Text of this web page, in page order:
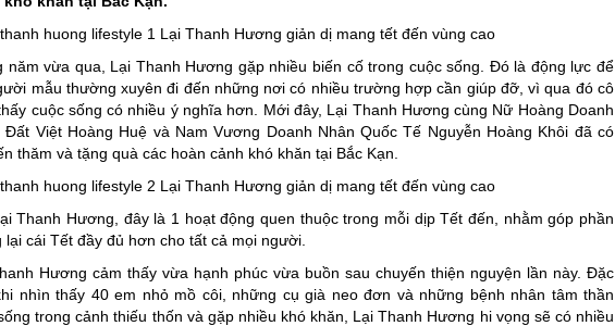
năm vừa qua, Lại Thanh Hương gặp nhiều biến cố trong cuộc sống. Đó là động lực để
mẫu thường xuyên đi đến những nơi có nhiều trường hợp cần giúp đỡ, vì qua đó cô
cuộc sống có nhiều ý nghĩa hơn. Mới đây, Lại Thanh Hương cùng Nữ Hoàng Doanh
Đất Việt Hoàng Huệ và Nam Vương Doanh Nhân Quốc Tế Nguyễn Hoàng Khôi đã có
thăm và tặng quà các hoàn cảnh khó khăn tại Bắc Kạn.
Thanh Hương, đây là 1 hoạt động quen thuộc trong mỗi dịp Tết đến, nhằm góp phần
lại cái Tết đầy đủ hơn cho tất cả mọi người.
Hương cảm thấy vừa hạnh phúc vừa buồn sau chuyến thiện nguyện lần này. Đặc
nhìn thấy 40 em nhỏ mồ côi, những cụ già neo đơn và những bệnh nhân tâm thần
trong cảnh thiếu thốn và gặp nhiều khó khăn, Lại Thanh Hương hi vọng sẽ có nhiều